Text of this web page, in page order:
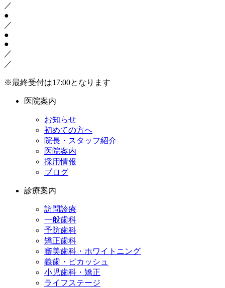
／
●
／
●
●
／
／
※最終受付は17:00となります
医院案内
お知らせ
初めての方へ
院長・スタッフ紹介
医院案内
採用情報
ブログ
診療案内
訪問診療
一般歯科
予防歯科
矯正歯科
審美歯科・ホワイトニング
義歯・ピカッシュ
小児歯科・矯正
ライフステージ